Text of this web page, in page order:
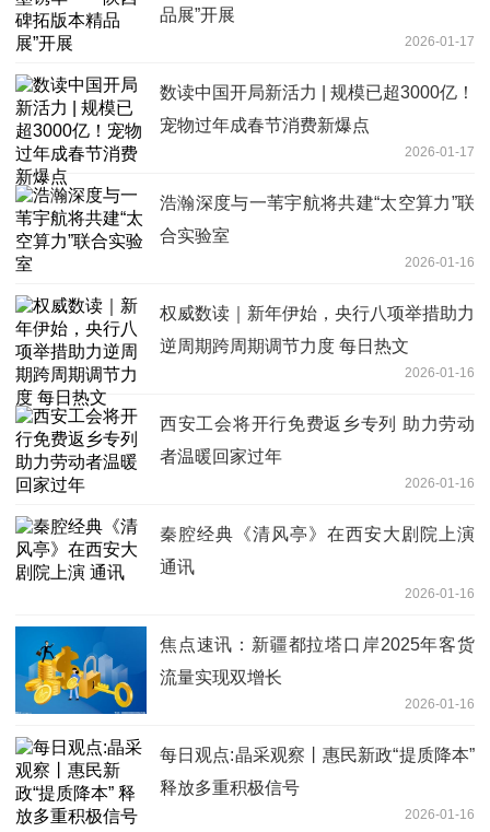
品展”开展
2026-01-17
数读中国开局新活力 | 规模已超3000亿！
宠物过年成春节消费新爆点
2026-01-17
浩瀚深度与一苇宇航将共建“太空算力”联
合实验室
2026-01-16
权威数读｜新年伊始，央行八项举措助力
逆周期跨周期调节力度 每日热文
2026-01-16
西安工会将开行免费返乡专列 助力劳动
者温暖回家过年
2026-01-16
秦腔经典《清风亭》在西安大剧院上演
通讯
2026-01-16
焦点速讯：新疆都拉塔口岸2025年客货
流量实现双增长
2026-01-16
每日观点:晶采观察丨惠民新政“提质降本”
释放多重积极信号
2026-01-16